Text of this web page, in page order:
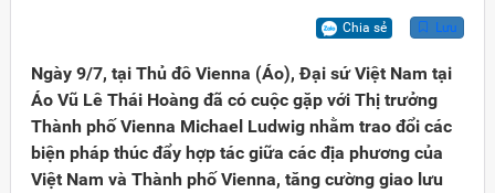
Chia sẻ Lưu
Ngày 9/7, tại Thủ đô Vienna (Áo), Đại sứ Việt Nam tại
Áo Vũ Lê Thái Hoàng đã có cuộc gặp với Thị trưởng
Thành phố Vienna Michael Ludwig nhằm trao đổi các
biện pháp thúc đẩy hợp tác giữa các địa phương của
Việt Nam và Thành phố Vienna, tăng cường giao lưu